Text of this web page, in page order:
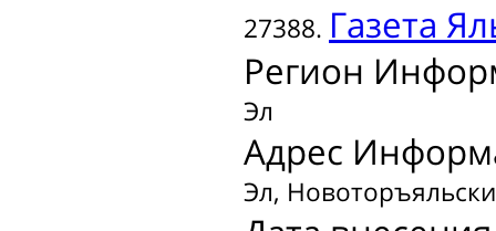
27388. Газета
Регион
Эл
Адрес
Эл,